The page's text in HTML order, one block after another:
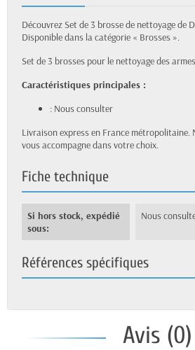
Découvrez Set de 3 brosse de nettoyage de
Disponible dans la catégorie « Brosses ».
Set de 3 brosses pour le nettoyage des
Caractéristiques principales :
: Nous consulter
Livraison express en France métropolitaine.
vous accompagne dans votre choix.
Fiche technique
Si hors stock, expédié
sous:
Nous
Références spécifiques
Avis (0)